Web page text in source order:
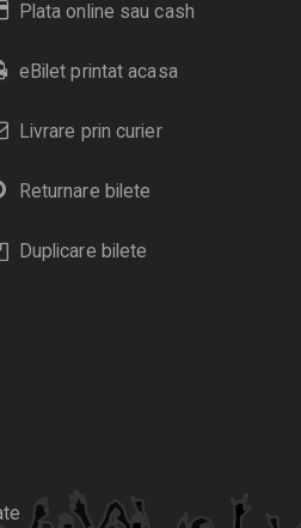
Plata online sau cash
eBilet printat acasa
Livrare prin curier
Returnare bilete
Duplicare bilete